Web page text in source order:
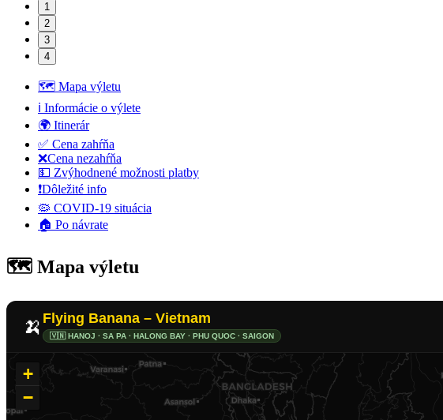
1
2
3
4
🗺️ Mapa výletu
ℹ️ Informácie o výlete
🌍 Itinerár
✅ Cena zahŕňa
❌Cena nezahŕňa
💵 Zvýhodnené možnosti platby
❗️Dôležité info
🦠 COVID-19 situácia
🏠 Po návrate
🗺️ Mapa výletu